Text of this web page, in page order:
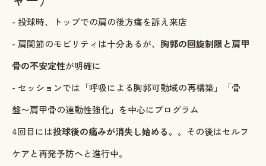
- 投球時、トップでの肩の後方痛を訴え来店
- 肩関節のモビリティは十分あるが、 胸郭の回旋制限と肩甲
骨の不安定性が明確に
- セッションでは「呼吸による胸郭可動域の再構築」「骨
盤〜肩甲骨の連動性強化」を中心にプログラム
4回目には投球後の痛みが消失し始める。 。その後はセルフ
ケアと再発予防へと進行中。